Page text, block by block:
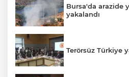
Bursa'da arazide
yakalandı
Terörsüz Türkiye